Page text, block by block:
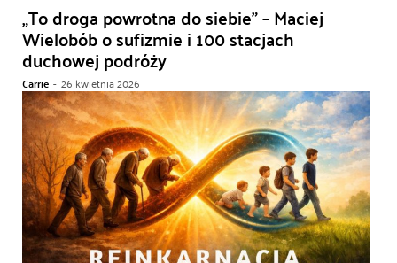
„To droga powrotna do siebie” – Maciej
Wielobób o sufizmie i 100 stacjach
duchowej podróży
Carrie - 26 kwietnia 2026